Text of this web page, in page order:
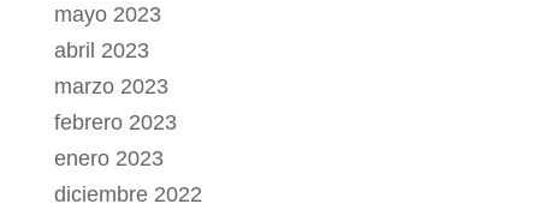
mayo 2023
abril 2023
marzo 2023
febrero 2023
enero 2023
diciembre 2022